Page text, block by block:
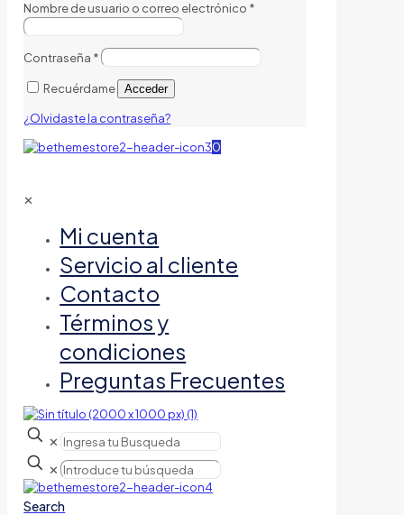
Nombre de usuario o correo electrónico *
Contraseña *
Recuérdame Acceder
¿Olvidaste la contraseña?
0
✕
Mi cuenta
Servicio al cliente
Contacto
Términos y
condiciones
Preguntas Frecuentes
✕
✕
Search